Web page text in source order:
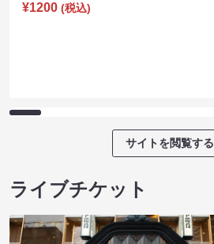
¥1200 (税込)
サイトを閲覧する
ライブチケット